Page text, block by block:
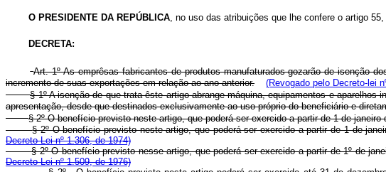
O PRESIDENTE DA REPÚBLICA, no uso das atribuições que lhe confere o artigo
DECRETA:
Art. 1º As emprêsas fabricantes de produtos manufaturados gozarão de isenção
incremento de suas exportações em relação ao ano anterior.
(Revogado pelo Decreto-lei
§ 1º A isenção de que trata êste artigo abrange máquina, equipamentos e
apresentação, desde que destinados exclusivamente ao uso próprio do beneficiário e
§ 2º O benefício previsto neste artigo, que poderá ser exercido a partir de 1 de
§ 2º O benefício previsto neste artigo, que poderá ser exercido a partir de 1 de
Decreto-Lei nº 1.306, de 1974)
§ 2º O benefício previsto nesse artigo, que poderá ser exercido a partir de 1º de
Decreto-Lei nº 1.509, de 1976)